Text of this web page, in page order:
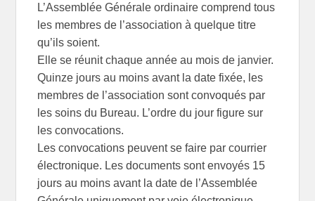
L’Assemblée Générale ordinaire comprend tous
les membres de l’association à quelque titre
qu’ils soient.
Elle se réunit chaque année au mois de janvier.
Quinze jours au moins avant la date fixée, les
membres de l’association sont convoqués par
les soins du Bureau. L’ordre du jour figure sur
les convocations.
Les convocations peuvent se faire par courrier
électronique. Les documents sont envoyés 15
jours au moins avant la date de l’Assemblée